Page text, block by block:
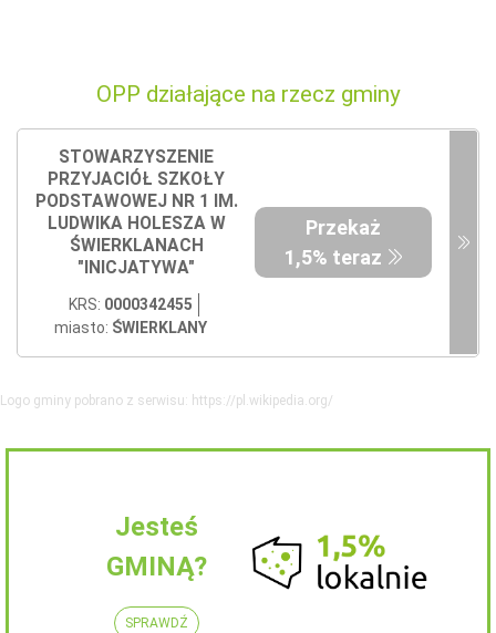
OPP działające na rzecz gminy
STOWARZYSZENIE
PRZYJACIÓŁ SZKOŁY
PODSTAWOWEJ NR 1 IM.
LUDWIKA HOLESZA W
ŚWIERKLANACH
"INICJATYWA"
KRS: 0000342455
miasto: ŚWIERKLANY
Przekaż
1,5% teraz
Logo gminy pobrano z serwisu: https://pl.wikipedia.org/
Jesteś
GMINĄ?
SPRAWDŹ